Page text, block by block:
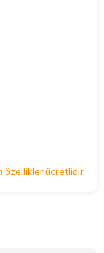
özellikler ücretlidir.